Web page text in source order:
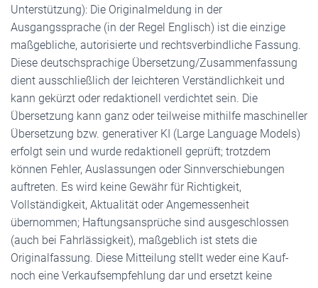
Unterstützung): Die Originalmeldung in der
Ausgangssprache (in der Regel Englisch) ist die einzige
maßgebliche, autorisierte und rechtsverbindliche Fassung.
Diese deutschsprachige Übersetzung/Zusammenfassung
dient ausschließlich der leichteren Verständlichkeit und
kann gekürzt oder redaktionell verdichtet sein. Die
Übersetzung kann ganz oder teilweise mithilfe maschineller
Übersetzung bzw. generativer KI (Large Language Models)
erfolgt sein und wurde redaktionell geprüft; trotzdem
können Fehler, Auslassungen oder Sinnverschiebungen
auftreten. Es wird keine Gewähr für Richtigkeit,
Vollständigkeit, Aktualität oder Angemessenheit
übernommen; Haftungsansprüche sind ausgeschlossen
(auch bei Fahrlässigkeit), maßgeblich ist stets die
Originalfassung. Diese Mitteilung stellt weder eine Kauf-
noch eine Verkaufsempfehlung dar und ersetzt keine